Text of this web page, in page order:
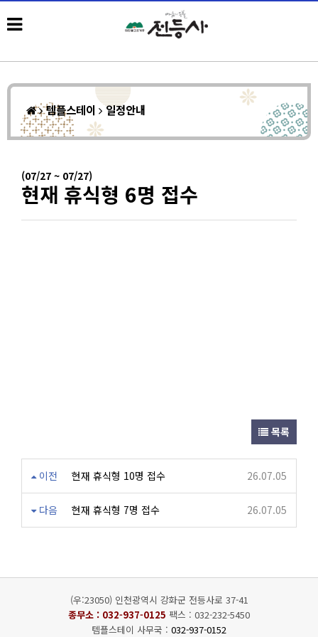
템플스테이 일정안내
(07/27 ~ 07/27)
현재 휴식형 6명 접수
목록
이전 현재 휴식형 10명 접수 26.07.05
다음 현재 휴식형 7명 접수 26.07.05
(우:23050) 인천광역시 강화군 전등사로 37-41
종무소 : 032-937-0125 팩스 : 032-232-5450
템플스테이 사무국 : 032-937-0152